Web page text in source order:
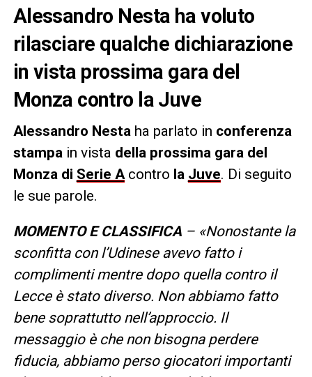
Alessandro Nesta ha voluto
rilasciare qualche dichiarazione
in vista prossima gara del
Monza contro la Juve
Alessandro Nesta ha parlato in conferenza
stampa in vista della prossima gara del
Monza di Serie Acontro la Juve. Di seguito
le sue parole.
MOMENTO E CLASSIFICA – «Nonostante la
sconfitta con l’Udinese avevo fatto i
complimenti mentre dopo quella contro il
Lecce è stato diverso. Non abbiamo fatto
bene soprattutto nell’approccio. Il
messaggio è che non bisogna perdere
fiducia, abbiamo perso giocatori importanti